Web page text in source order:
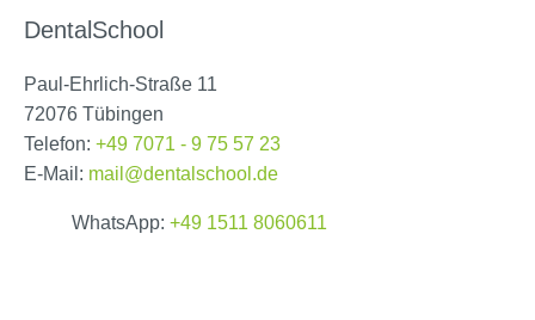
DentalSchool
Paul-Ehrlich-Straße 11
72076 Tübingen
Telefon: +49 7071 - 9 75 57 23
E-Mail: mail@dentalschool.de
WhatsApp: +49 1511 8060611